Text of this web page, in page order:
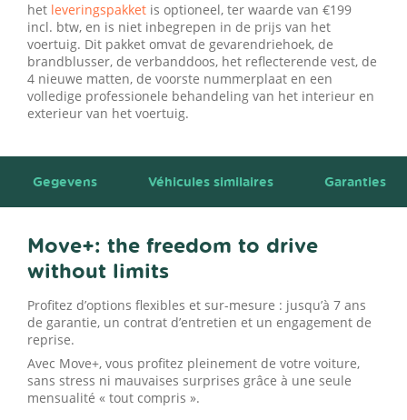
het leveringspakket is optioneel, ter waarde van €199
incl. btw, en is niet inbegrepen in de prijs van het
voertuig. Dit pakket omvat de gevarendriehoek, de
brandblusser, de verbanddoos, het reflecterende vest, de
4 nieuwe matten, de voorste nummerplaat en een
volledige professionele behandeling van het interieur en
exterieur van het voertuig.
Gegevens Véhicules similaires Garanties
Move+: the freedom to drive
without limits
Profitez d’options flexibles et sur-mesure : jusqu’à 7 ans
de garantie, un contrat d’entretien et un engagement de
reprise.
Avec Move+, vous profitez pleinement de votre voiture,
sans stress ni mauvaises surprises grâce à une seule
mensualité « tout compris ».